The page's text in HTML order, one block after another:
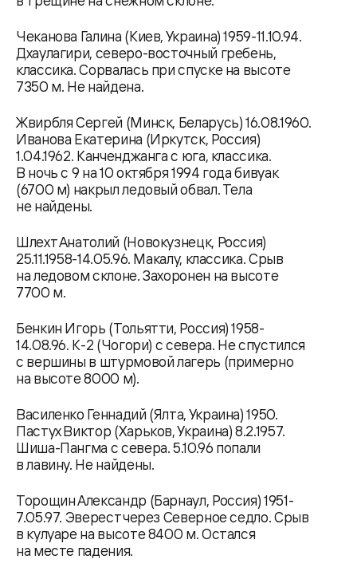
Чеканова Галина (Киев, Украина) 1959-11.10.94.
Дхаулагири, северо-восточный гребень,
классика. Сорвалась при спуске на высоте
7350 м. Не найдена.
Жвирбля Сергей (Минск, Беларусь) 16.08.1960.
Иванова Екатерина (Иркутск, Россия)
1.04.1962. Канченджанга с юга, классика.
В ночь с 9 на 10 октября 1994 года бивуак
(6700 м) накрыл ледовый обвал. Тела
не найдены.
Шлехт Анатолий (Новокузнецк, Россия)
25.11.1958-14.05.96. Макалу, классика. Срыв
на ледовом склоне. Захоронен на высоте
7700 м.
Бенкин Игорь (Тольятти, Россия) 1958-
14.08.96. К-2 (Чогори) с севера. Не спустился
с вершины в штурмовой лагерь (примерно
на высоте 8000 м).
Василенко Геннадий (Ялта, Украина) 1950.
Пастух Виктор (Харьков, Украина) 8.2.1957.
Шиша-Пангма с севера. 5.10.96 попали
в лавину. Не найдены.
Торощин Александр (Барнаул, Россия) 1951-
7.05.97. Эверест через Северное седло. Срыв
в кулуаре на высоте 8400 м. Остался
на месте падения.